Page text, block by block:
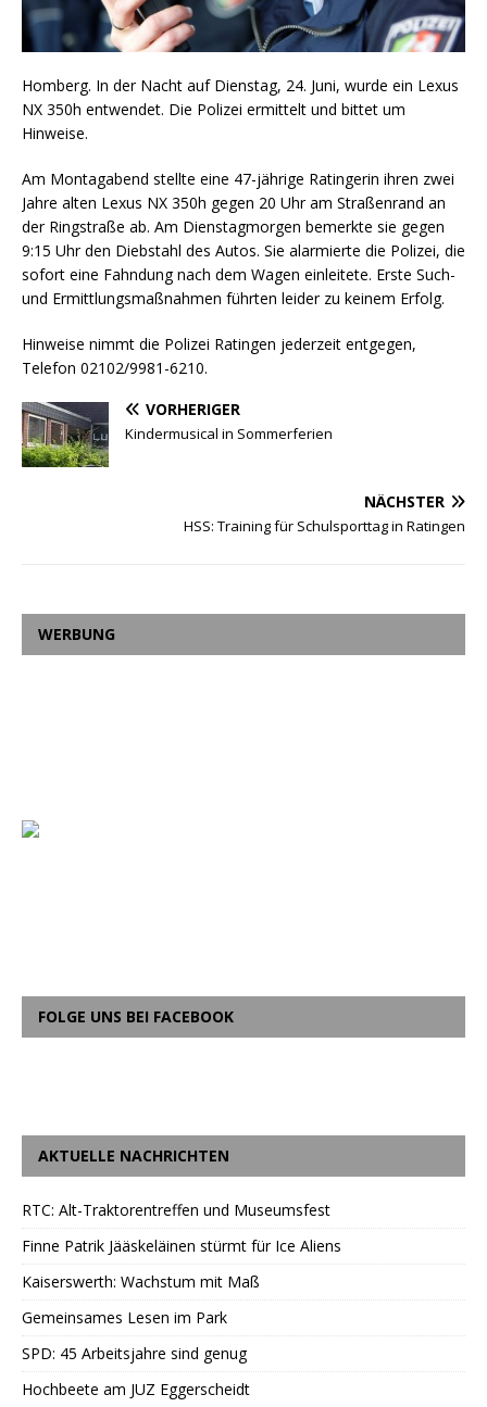
Homberg. In der Nacht auf Dienstag, 24. Juni, wurde ein Lexus
NX 350h entwendet. Die Polizei ermittelt und bittet um
Hinweise.
Am Montagabend stellte eine 47-jährige Ratingerin ihren zwei
Jahre alten Lexus NX 350h gegen 20 Uhr am Straßenrand an
der Ringstraße ab. Am Dienstagmorgen bemerkte sie gegen
9:15 Uhr den Diebstahl des Autos. Sie alarmierte die Polizei, die
sofort eine Fahndung nach dem Wagen einleitete. Erste Such-
und Ermittlungsmaßnahmen führten leider zu keinem Erfolg.
Hinweise nimmt die Polizei Ratingen jederzeit entgegen,
Telefon 02102/9981-6210.
VORHERIGER
Kindermusical in Sommerferien
NÄCHSTER
HSS: Training für Schulsporttag in Ratingen
WERBUNG
FOLGE UNS BEI FACEBOOK
AKTUELLE NACHRICHTEN
RTC: Alt-Traktorentreffen und Museumsfest
Finne Patrik Jääskeläinen stürmt für Ice Aliens
Kaiserswerth: Wachstum mit Maß
Gemeinsames Lesen im Park
SPD: 45 Arbeitsjahre sind genug
Hochbeete am JUZ Eggerscheidt